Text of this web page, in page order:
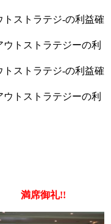
ストラテジ-の利益確
トストラテジーの利
ストラテジ-の利益確
トストラテジーの利
満席御礼!!